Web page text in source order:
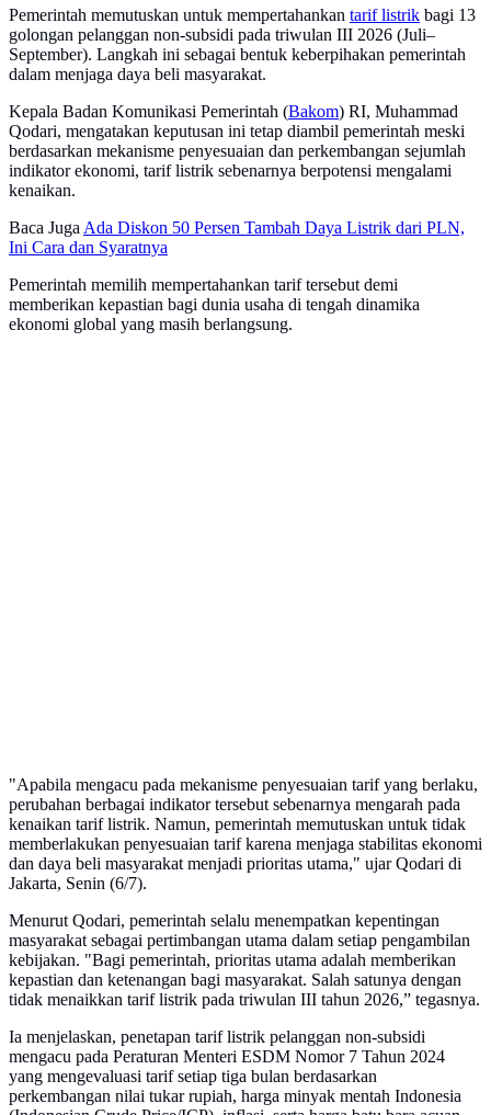
Pemerintah memutuskan untuk mempertahankan tarif listrik bagi 13
golongan pelanggan non-subsidi pada triwulan III 2026 (Juli–
September). Langkah ini sebagai bentuk keberpihakan pemerintah
dalam menjaga daya beli masyarakat.
Kepala Badan Komunikasi Pemerintah (Bakom) RI, Muhammad
Qodari, mengatakan keputusan ini tetap diambil pemerintah meski
berdasarkan mekanisme penyesuaian dan perkembangan sejumlah
indikator ekonomi, tarif listrik sebenarnya berpotensi mengalami
kenaikan.
Baca JugaAda Diskon 50 Persen Tambah Daya Listrik dari PLN,
Ini Cara dan Syaratnya
Pemerintah memilih mempertahankan tarif tersebut demi
memberikan kepastian bagi dunia usaha di tengah dinamika
ekonomi global yang masih berlangsung.
"Apabila mengacu pada mekanisme penyesuaian tarif yang berlaku,
perubahan berbagai indikator tersebut sebenarnya mengarah pada
kenaikan tarif listrik. Namun, pemerintah memutuskan untuk tidak
memberlakukan penyesuaian tarif karena menjaga stabilitas ekonomi
dan daya beli masyarakat menjadi prioritas utama," ujar Qodari di
Jakarta, Senin (6/7).
Menurut Qodari, pemerintah selalu menempatkan kepentingan
masyarakat sebagai pertimbangan utama dalam setiap pengambilan
kebijakan. "Bagi pemerintah, prioritas utama adalah memberikan
kepastian dan ketenangan bagi masyarakat. Salah satunya dengan
tidak menaikkan tarif listrik pada triwulan III tahun 2026,” tegasnya.
Ia menjelaskan, penetapan tarif listrik pelanggan non-subsidi
mengacu pada Peraturan Menteri ESDM Nomor 7 Tahun 2024
yang mengevaluasi tarif setiap tiga bulan berdasarkan
perkembangan nilai tukar rupiah, harga minyak mentah Indonesia